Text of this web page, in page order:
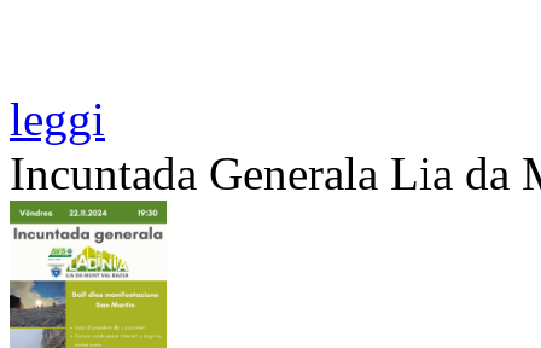
leggi
Incuntada Generala Lia da